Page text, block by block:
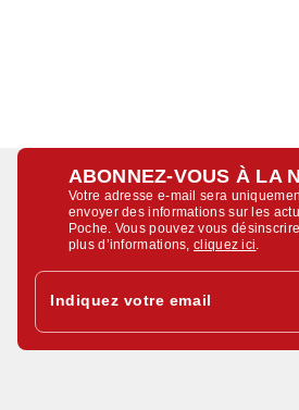
ABONNEZ-VOUS À LA
Votre adresse e-mail sera
envoyer des informations sur les
Poche. Vous pouvez vous
plus d’informations,cliquez ici
Indiquez votre email